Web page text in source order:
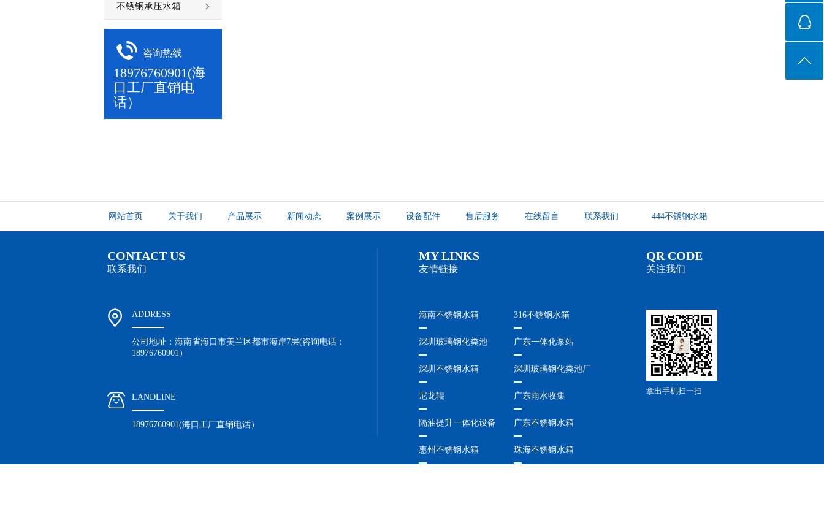
板
不锈钢承压水箱
咨询热线
18976760901(海
口工厂直销电
话）
网站首页 关于我们 产品展示 新闻动态 案例展示 设备配件 售后服务 在线留言 联系我们 444不锈钢水箱
CONTACT US
联系我们
ADDRESS
公司地址：海南省海口市美兰区都市海岸7层(咨询电话：
18976760901）
LANDLINE
18976760901(海口工厂直销电话）
MY LINKS
友情链接
海南不锈钢水箱 316不锈钢水箱
深圳玻璃钢化粪池 广东一体化泵站
深圳不锈钢水箱 深圳玻璃钢化粪池厂
尼龙辊 广东雨水收集
隔油提升一体化设备 广东不锈钢水箱
惠州不锈钢水箱 珠海不锈钢水箱
QR CODE
关注我们
拿出手机扫一扫